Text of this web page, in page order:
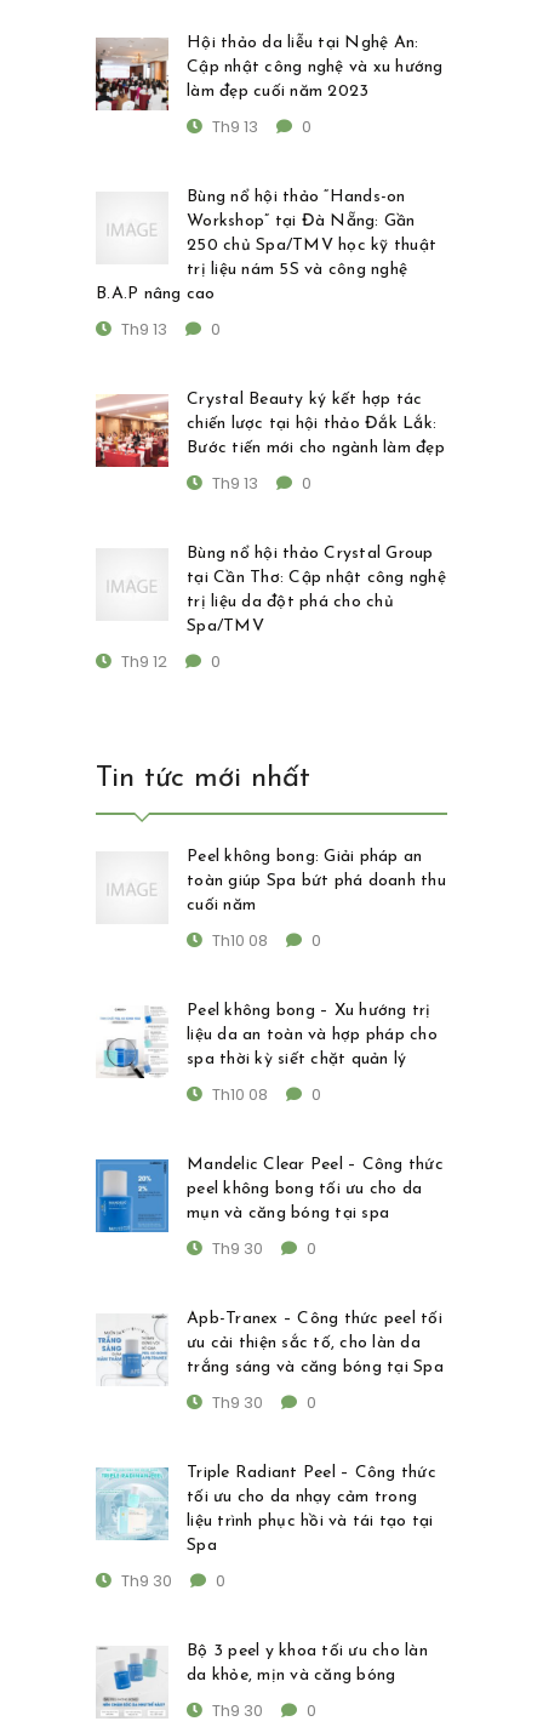
Hội thảo da liễu tại Nghệ An:
Cập nhật công nghệ và xu hướng
làm đẹp cuối năm 2023
Th9 13 0
Bùng nổ hội thảo “Hands-on
Workshop” tại Đà Nẵng: Gần
250 chủ Spa/TMV học kỹ thuật
trị liệu nám 5S và công nghệ
B.A.P nâng cao
Th9 13 0
Crystal Beauty ký kết hợp tác
chiến lược tại hội thảo Đắk Lắk:
Bước tiến mới cho ngành làm đẹp
Th9 13 0
Bùng nổ hội thảo Crystal Group
tại Cần Thơ: Cập nhật công nghệ
trị liệu da đột phá cho chủ
Spa/TMV
Th9 12 0
Tin tức mới nhất
Peel không bong: Giải pháp an
toàn giúp Spa bứt phá doanh thu
cuối năm
Th10 08 0
Peel không bong – Xu hướng trị
liệu da an toàn và hợp pháp cho
spa thời kỳ siết chặt quản lý
Th10 08 0
Mandelic Clear Peel – Công thức
peel không bong tối ưu cho da
mụn và căng bóng tại spa
Th9 30 0
Apb-Tranex – Công thức peel tối
ưu cải thiện sắc tố, cho làn da
trắng sáng và căng bóng tại Spa
Th9 30 0
Triple Radiant Peel – Công thức
tối ưu cho da nhạy cảm trong
liệu trình phục hồi và tái tạo tại
Spa
Th9 30 0
Bộ 3 peel y khoa tối ưu cho làn
da khỏe, mịn và căng bóng
Th9 30 0